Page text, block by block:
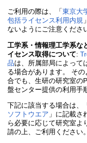
ご利用の際は、「東京大
包括ライセンス利用内規
ないようにご注意くださ
工学系・情報理工学系な
イセンス取得について:
品は、所属部局によって
る場合があります。 そ
合でも、生研の研究室の
盤センター提供の利用手
下記に該当する場合は、
ソフトウエア 」に記載さ
ら必要に応じて研究室よ
請の上、ご利用ください。